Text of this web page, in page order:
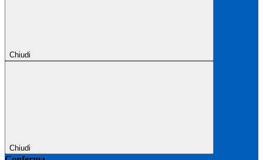
Chiudi
Chiudi